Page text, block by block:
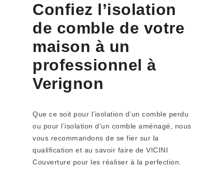
Confiez l’isolation
de comble de votre
maison à un
professionnel à
Verignon
Que ce soit pour l’isolation d’un comble perdu
ou pour l’isolation d’un comble aménagé, nous
vous recommandons de se fier sur la
qualification et au savoir faire de VICINI
Couverture pour les réaliser à la perfection.